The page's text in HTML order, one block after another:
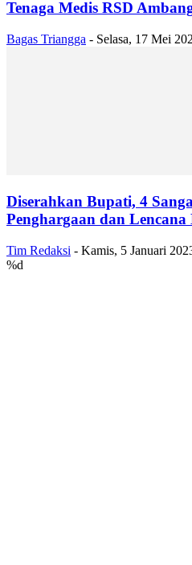
Tenaga Medis RSD
Bagas Triangga - Selasa, 17 Mei
Diserahkan Bupati, 4
Penghargaan dan Lencana
Tim Redaksi - Kamis, 5 Januari
%d